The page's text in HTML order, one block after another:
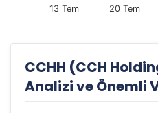
13 Tem 20 Tem
CCHH (CCH
Analizi ve Önemli